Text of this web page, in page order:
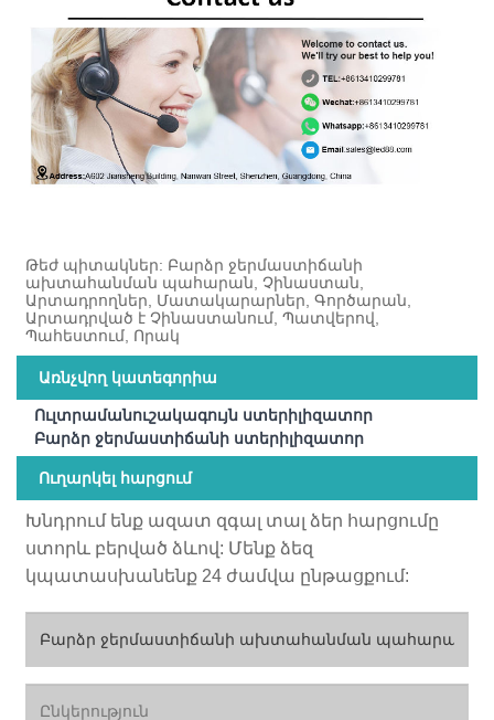
Թեժ պիտակներ: Բարձր ջերմաստիճանի
ախտահանման պահարան, Չինաստան,
Արտադրողներ, Մատակարարներ, Գործարան,
Արտադրված է Չինաստանում, Պատվերով,
Պահեստում, Որակ
Առնչվող կատեգորիա
Ուլտրամանուշակագույն ստերիլիզատոր
Բարձր ջերմաստիճանի ստերիլիզատոր
Ուղարկել հարցում
Խնդրում ենք ազատ զգալ տալ ձեր հարցումը
ստորև բերված ձևով: Մենք ձեզ
կպատասխանենք 24 ժամվա ընթացքում: